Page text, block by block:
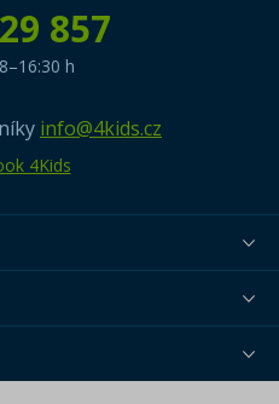
857
h
info@4kids.cz
4Kids